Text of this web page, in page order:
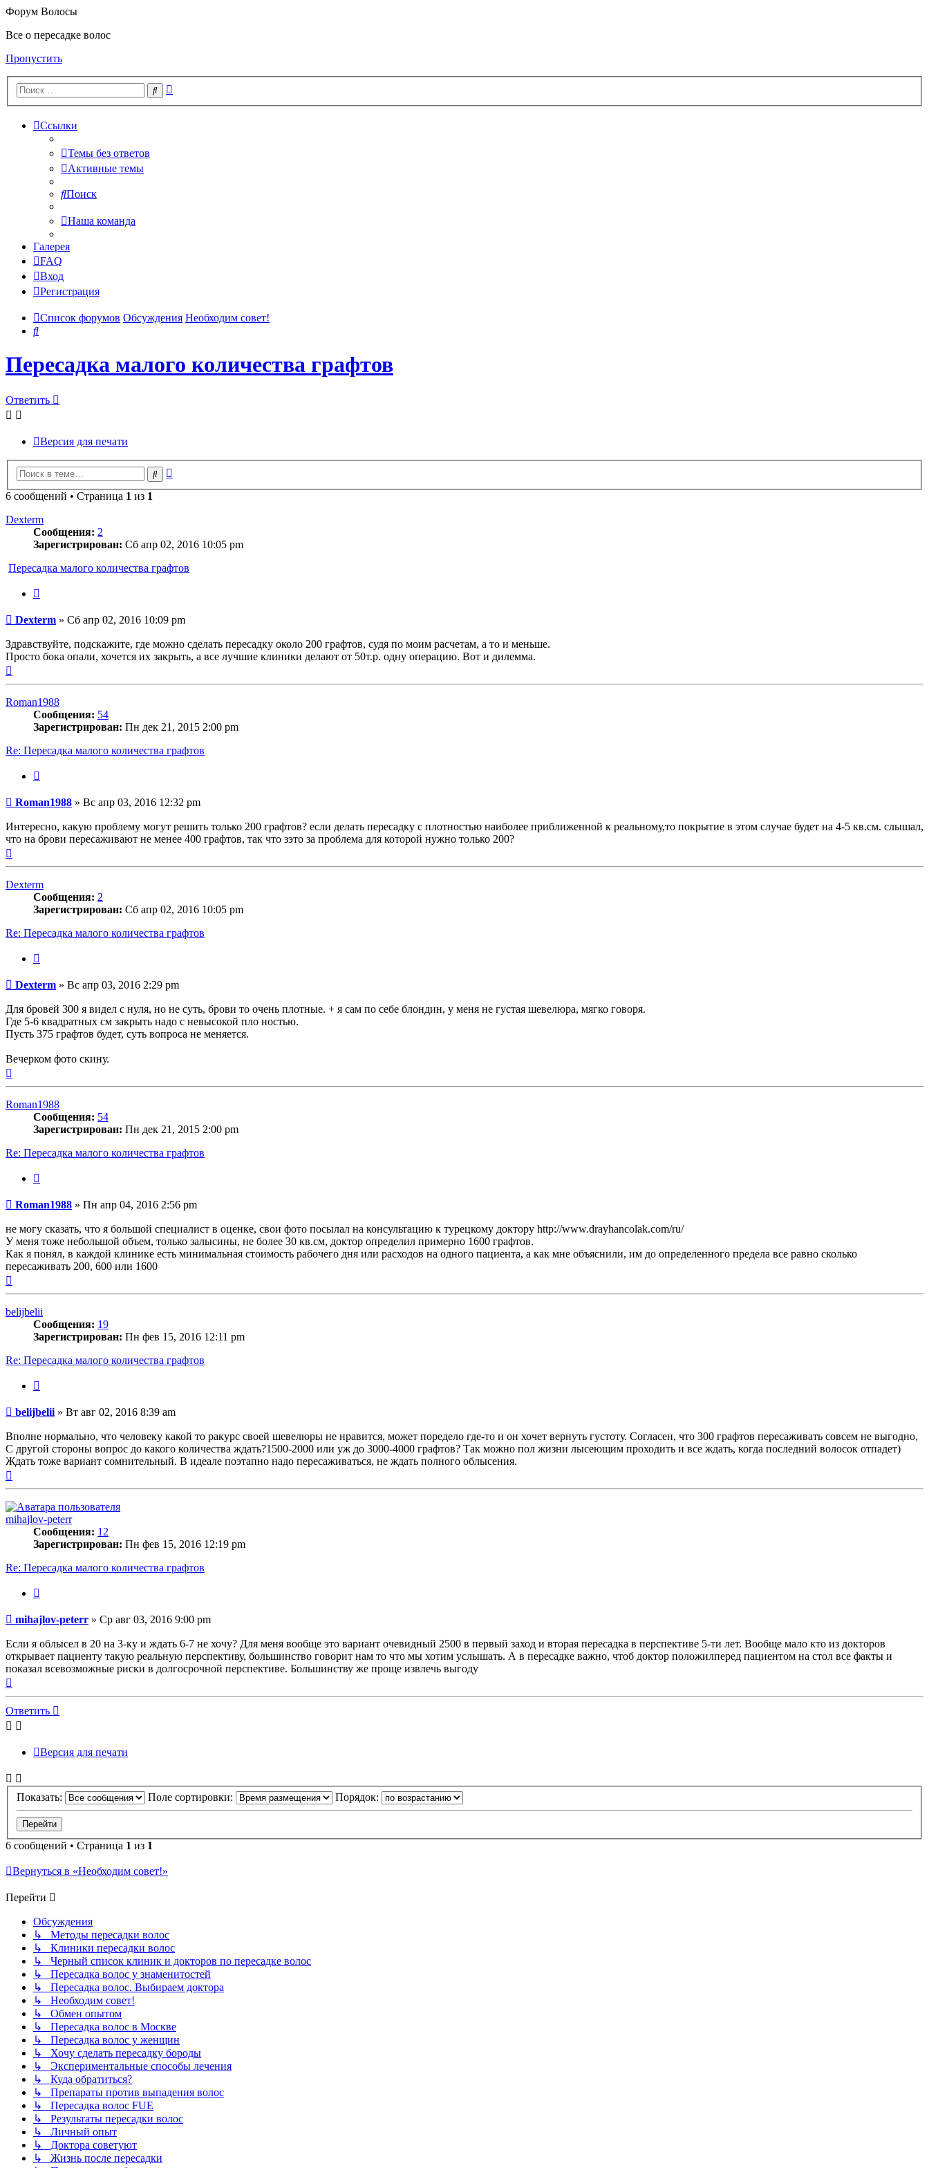
Форум Волосы
Все о пересадке волос
Пропустить
Поиск
Ссылки
Темы без ответов
Активные темы
Поиск
Наша команда
Галерея
FAQ
Вход
Регистрация
Список форумов Обсуждения Необходим совет!
Поиск
Пересадка малого количества графтов
Ответить
Версия для печати
Поиск
6 сообщений • Страница 1 из 1
Dexterm
Сообщения: 2
Зарегистрирован: Сб апр 02, 2016 10:05 pm
Пересадка малого количества графтов
Сообщение
Dexterm » Сб апр 02, 2016 10:09 pm
Здравствуйте, подскажите, где можно сделать пересадку около 200 графтов, судя по моим расчетам, а то и меньше.
Просто бока опали, хочется их закрыть, а все лучшие клиники делают от 50т.р. одну операцию. Вот и дилемма.
Roman1988
Сообщения: 54
Зарегистрирован: Пн дек 21, 2015 2:00 pm
Re: Пересадка малого количества графтов
Сообщение
Roman1988 » Вс апр 03, 2016 12:32 pm
Интересно, какую проблему могут решить только 200 графтов? если делать пересадку с плотностью наиболее приближенной к реальному,то покрытие в этом случае будет на 4-5 кв.см. слышал,
что на брови пересаживают не менее 400 графтов, так что зэто за проблема для которой нужно только 200?
Dexterm
Сообщения: 2
Зарегистрирован: Сб апр 02, 2016 10:05 pm
Re: Пересадка малого количества графтов
Сообщение
Dexterm » Вс апр 03, 2016 2:29 pm
Для бровей 300 я видел с нуля, но не суть, брови то очень плотные. + я сам по себе блондин, у меня не густая шевелюра, мягко говоря.
Где 5-6 квадратных см закрыть надо с невысокой пло ностью.
Пусть 375 графтов будет, суть вопроса не меняется.
Вечерком фото скину.
Roman1988
Сообщения: 54
Зарегистрирован: Пн дек 21, 2015 2:00 pm
Re: Пересадка малого количества графтов
Сообщение
Roman1988 » Пн апр 04, 2016 2:56 pm
не могу сказать, что я большой специалист в оценке, свои фото посылал на консультацию к турецкому доктору http://www.drayhancolak.com/ru/
У меня тоже небольшой объем, только залысины, не более 30 кв.см, доктор определил примерно 1600 графтов.
Как я понял, в каждой клинике есть минимальная стоимость рабочего дня или расходов на одного пациента, а как мне объяснили, им до определенного предела все равно сколько
пересаживать 200, 600 или 1600
belijbelii
Сообщения: 19
Зарегистрирован: Пн фев 15, 2016 12:11 pm
Re: Пересадка малого количества графтов
Сообщение
belijbelii » Вт авг 02, 2016 8:39 am
Вполне нормально, что человеку какой то ракурс своей шевелюры не нравится, может поредело где-то и он хочет вернуть густоту. Согласен, что 300 графтов пересаживать совсем не выгодно,
С другой стороны вопрос до какого количества ждать?1500-2000 или уж до 3000-4000 графтов? Так можно пол жизни лысеющим проходить и все ждать, когда последний волосок отпадет)
Ждать тоже вариант сомнительный. В идеале поэтапно надо пересаживаться, не ждать полного облысения.
mihajlov-peterr
Сообщения: 12
Зарегистрирован: Пн фев 15, 2016 12:19 pm
Re: Пересадка малого количества графтов
Сообщение
mihajlov-peterr » Ср авг 03, 2016 9:00 pm
Если я облысел в 20 на 3-ку и ждать 6-7 не хочу? Для меня вообще это вариант очевидный 2500 в первый заход и вторая пересадка в перспективе 5-ти лет. Вообще мало кто из докторов
открывает пациенту такую реальную перспективу, большинство говорит нам то что мы хотим услышать. А в пересадке важно, чтоб доктор положилперед пациентом на стол все факты и
показал всевозможные риски в долгосрочной перспективе. Большинству же проще извлечь выгоду
началу
Ответить
Версия для печати
Показать: Поле сортировки: Порядок:
6 сообщений • Страница 1 из 1
Вернуться в «Необходим совет!»
Перейти
Обсуждения
↳ Методы пересадки волос
↳ Клиники пересадки волос
↳ Черный список клиник и докторов по пересадке волос
↳ Пересадка волос у знаменитостей
↳ Пересадка волос. Выбираем доктора
↳ Необходим совет!
↳ Обмен опытом
↳ Пересадка волос в Москве
↳ Пересадка волос у женщин
↳ Хочу сделать пересадку бороды
↳ Экспериментальные способы лечения
↳ Куда обратиться?
↳ Препараты против выпадения волос
↳ Пересадка волос FUE
↳ Результаты пересадки волос
↳ Личный опыт
↳ Доктора советуют
↳ Жизнь после пересадки